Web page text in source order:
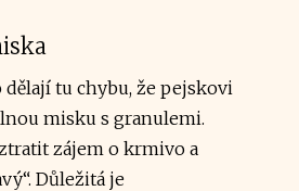
dělají tu chybu, že pejskovi
misku s granulemi.
zájem o krmivo a
Důležitá je